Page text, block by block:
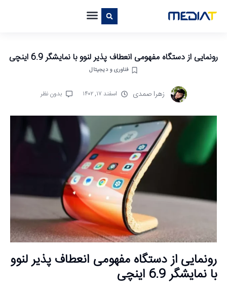
رونمایی از دستگاه مفهومی انعطاف پذیر لنوو با نمایشگر 6.9 اینچی
فناوری و دیجیتال
زهرا صمدی اسفند ۱۷, ۱۴۰۲ بدون نظر
رونمایی از دستگاه مفهومی انعطاف پذیر لنوو
با نمایشگر 6.9 اینچی